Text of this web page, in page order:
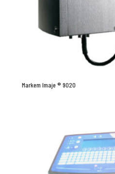
Markem Imaje ® 9020